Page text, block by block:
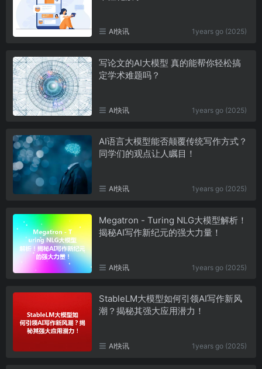
AI快讯 1years go (2025)
写论文的AI大模型 真的能帮你轻松搞
定学术难题吗？
AI快讯 1years go (2025)
AI语言大模型能否颠覆传统写作方式？
同学们的观点让人瞩目！
AI快讯 1years go (2025)
Megatron - Turing NLG大模型解析！
揭秘AI写作新纪元的强大力量！
AI快讯 1years go (2025)
StableLM大模型如何引领AI写作新风
潮？揭秘其强大应用潜力！
AI快讯 1years go (2025)